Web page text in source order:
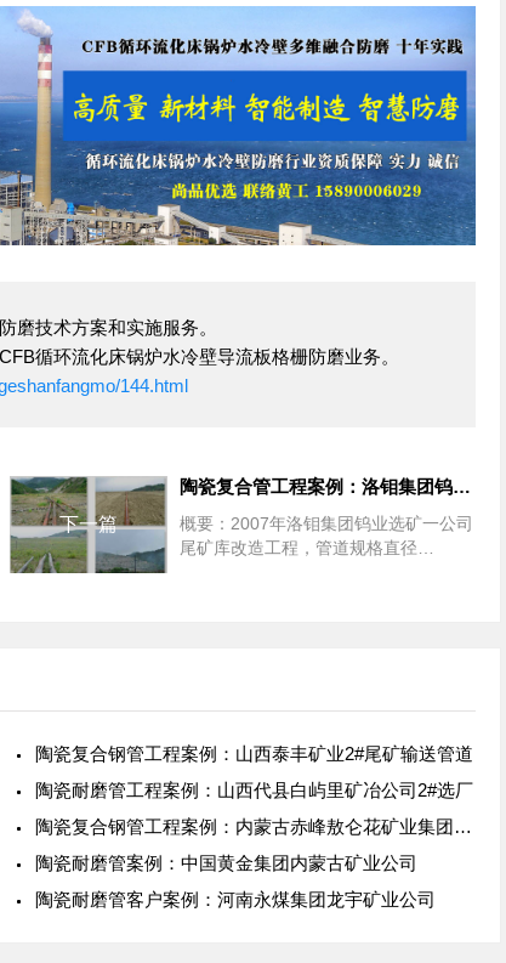
磨技术方案和实施服务。
循环流化床锅炉水冷壁导流板格栅防磨业务。
144.html
下一篇
陶瓷复合管工程案例：洛钼集团钨业一公司
概要：2007年洛钼集团钨业选矿一公司
尾矿库改造工程，管道规格直径
陶瓷复合钢管工程案例：山西泰丰矿业2#尾矿输送管道
陶瓷耐磨管工程案例：山西代县白屿里矿冶公司2#选厂
陶瓷复合钢管工程案例：内蒙古赤峰敖仑花矿业集团尾矿库管道改造工程
陶瓷耐磨管案例：中国黄金集团内蒙古矿业公司
陶瓷耐磨管客户案例：河南永煤集团龙宇矿业公司